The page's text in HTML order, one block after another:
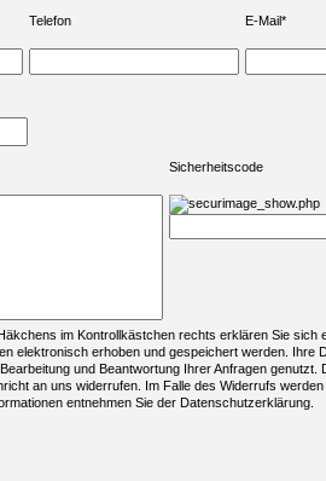
Telefon E-Mail*
Sicherheitscode
im Kontrollkästchen rechts erklären Sie sich
elektronisch erhoben und gespeichert werden. Ihre
und Beantwortung Ihrer Anfragen genutzt.
an uns widerrufen. Im Falle des Widerrufs
entnehmen Sie der Datenschutzerklärung.